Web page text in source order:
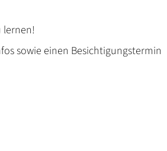
lernen!
sowie einen Besichtigungstermin